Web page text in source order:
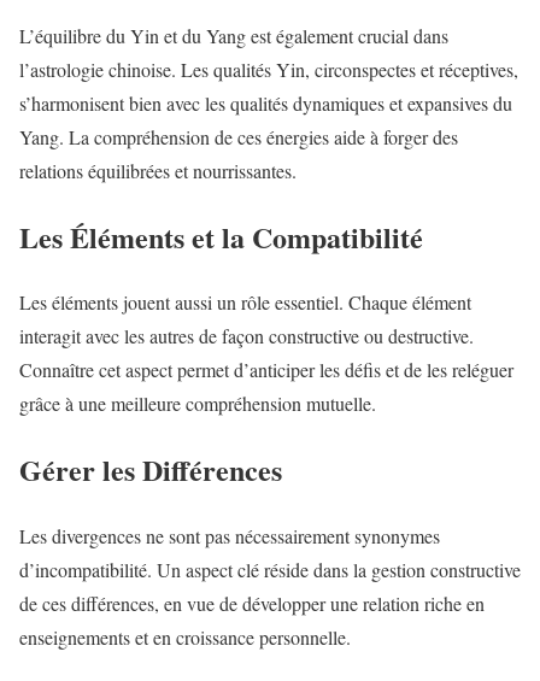
L’équilibre du Yin et du Yang est également crucial dans
l’astrologie chinoise. Les qualités Yin, circonspectes et réceptives,
s’harmonisent bien avec les qualités dynamiques et expansives du
Yang. La compréhension de ces énergies aide à forger des
relations équilibrées et nourrissantes.
Les Éléments et la Compatibilité
Les éléments jouent aussi un rôle essentiel. Chaque élément
interagit avec les autres de façon constructive ou destructive.
Connaître cet aspect permet d’anticiper les défis et de les reléguer
grâce à une meilleure compréhension mutuelle.
Gérer les Différences
Les divergences ne sont pas nécessairement synonymes
d’incompatibilité. Un aspect clé réside dans la gestion constructive
de ces différences, en vue de développer une relation riche en
enseignements et en croissance personnelle.